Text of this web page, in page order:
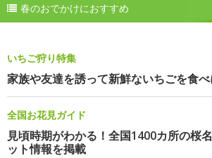
春のおでかけにおすすめ
いちご狩り特集
家族や友達を誘って新鮮ないちごを食べ
全国お花見ガイド
見頃時期がわかる！全国1400カ所の桜
ット情報を掲載